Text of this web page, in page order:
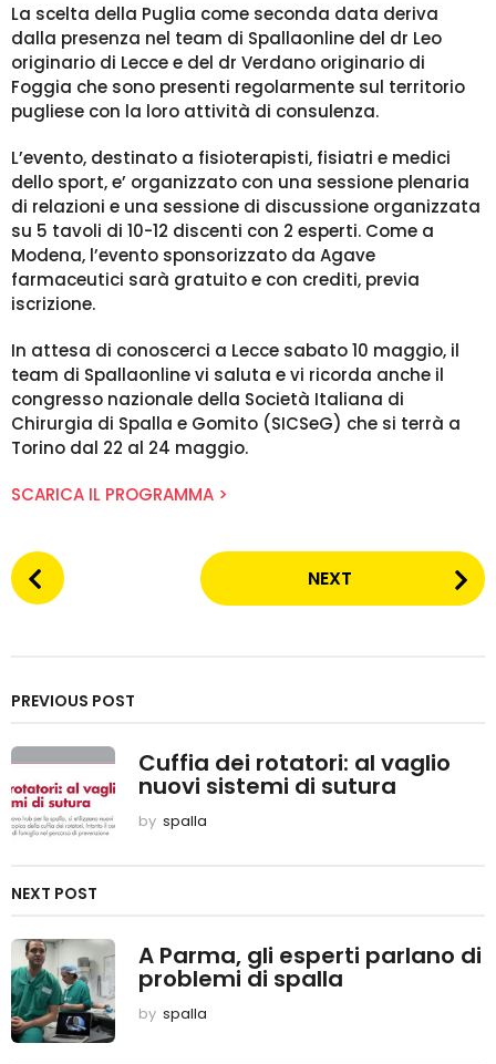
La scelta della Puglia come seconda data deriva
dalla presenza nel team di Spallaonline del dr Leo
originario di Lecce e del dr Verdano originario di
Foggia che sono presenti regolarmente sul territorio
pugliese con la loro attività di consulenza.
L’evento, destinato a fisioterapisti, fisiatri e medici
dello sport, e’ organizzato con una sessione plenaria
di relazioni e una sessione di discussione organizzata
su 5 tavoli di 10-12 discenti con 2 esperti. Come a
Modena, l’evento sponsorizzato da Agave
farmaceutici sarà gratuito e con crediti, previa
iscrizione.
In attesa di conoscerci a Lecce sabato 10 maggio, il
team di Spallaonline vi saluta e vi ricorda anche il
congresso nazionale della Società Italiana di
Chirurgia di Spalla e Gomito (SICSeG) che si terrà a
Torino dal 22 al 24 maggio.
SCARICA IL PROGRAMMA >
P
o
P
a
g
i
n
a
i
o
n
NEXT
PREVIOUS POST
Cuffia dei rotatori: al vaglio
nuovi sistemi di sutura
by spalla
NEXT POST
A Parma, gli esperti parlano di
problemi di spalla
by spalla